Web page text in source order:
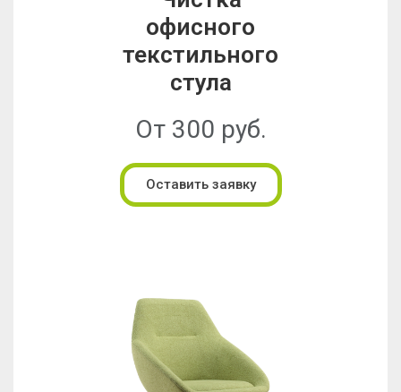
офисного
текстильного
стула
От 300 руб.
Оставить заявку